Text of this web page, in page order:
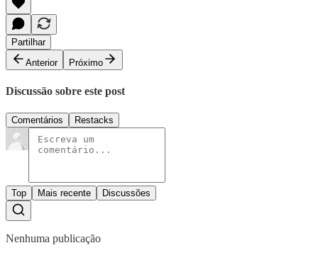
Partilhar
Anterior
Próximo
Discussão sobre este post
Comentários Restacks
Top Mais recente Discussões
Nenhuma publicação